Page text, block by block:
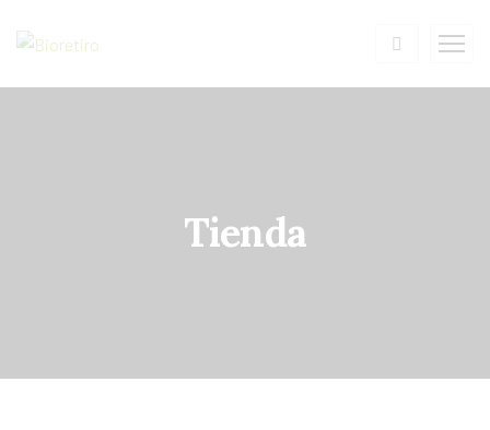
Tienda